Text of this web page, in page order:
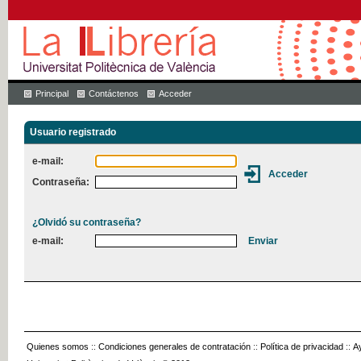
Principal Contáctenos Acceder
Usuario registrado
e-mail:
Contraseña:
¿Olvidó su contraseña?
e-mail:
Quienes somos :: Condiciones generales de contratación :: Política de privacidad ::